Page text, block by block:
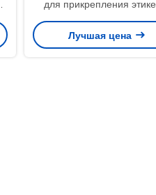
для прикрепления
стикера круглой
экраном касания
Лучшая цена